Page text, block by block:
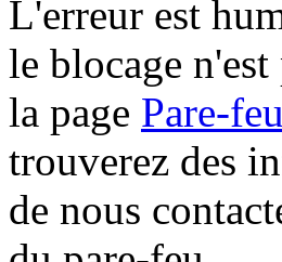
L'erreur est
le blocage
la page Pare-
trouverez des
de nous